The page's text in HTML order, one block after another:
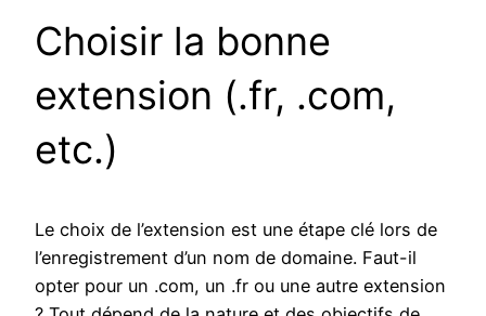
Choisir la bonne
extension (.fr, .com,
etc.)
Le choix de l’extension est une étape clé lors de
l’enregistrement d’un nom de domaine. Faut-il
opter pour un .com, un .fr ou une autre extension